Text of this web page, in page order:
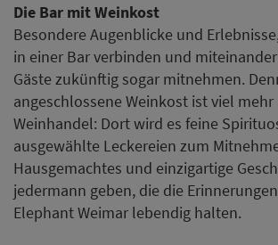
Die Bar mit Weinkost
Besondere Augenblicke und
in einer Bar verbinden und
Gäste zukünftig sogar mitnehmen.
angeschlossene Weinkost ist viel
Weinhandel: Dort wird es feine
ausgewählte Leckereien zum
Hausgemachtes und einzigartige
jedermann geben, die die
Elephant Weimar lebendig halten.